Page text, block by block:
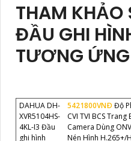
THAM KHẢO
ĐẦU GHI
TƯƠNG
DAHUA DH-
XVR5104HS-
4KL-I3 Đầu
ghi hình
5421800VNÐ Độ
CVI TVI BCS
Camera Dùng
Nén Hình H.265+/